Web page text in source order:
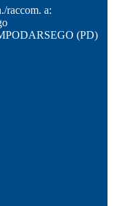
raccom. a:
(PD)